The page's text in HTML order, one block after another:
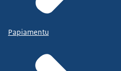
Papiamentu